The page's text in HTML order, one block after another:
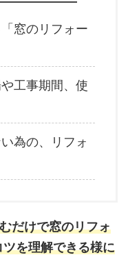
窓のリフォー
工事期間、使
為の、リフォ
だけで窓のリフォ
を理解できる様に